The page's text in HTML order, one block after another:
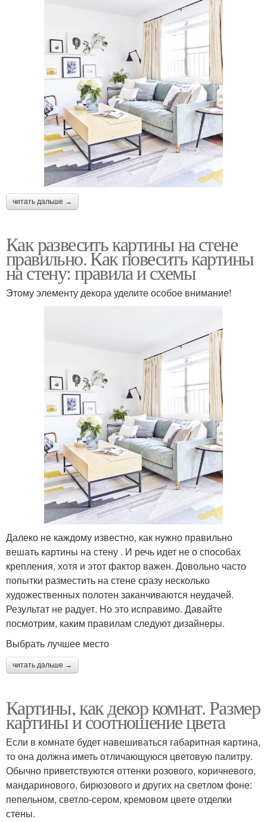
читать дальше →
Как развесить картины на стене
правильно. Как повесить картины
на стену: правила и схемы
Этому элементу декора уделите особое внимание!
Далеко не каждому известно, как нужно правильно
вешать картины на стену . И речь идет не о способах
крепления, хотя и этот фактор важен. Довольно часто
попытки разместить на стене сразу несколько
художественных полотен заканчиваются неудачей.
Результат не радует. Но это исправимо. Давайте
посмотрим, каким правилам следуют дизайнеры.
Выбрать лучшее место
читать дальше →
Картины, как декор комнат. Размер
картины и соотношение цвета
Если в комнате будет навешиваться габаритная картина,
то она должна иметь отличающуюся цветовую палитру.
Обычно приветствуются оттенки розового, коричневого,
мандаринового, бирюзового и других на светлом фоне:
пепельном, светло-сером, кремовом цвете отделки
стены.